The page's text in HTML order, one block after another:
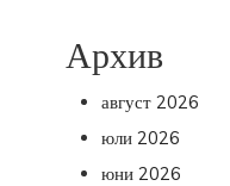
Архив
август 2026
юли 2026
юни 2026